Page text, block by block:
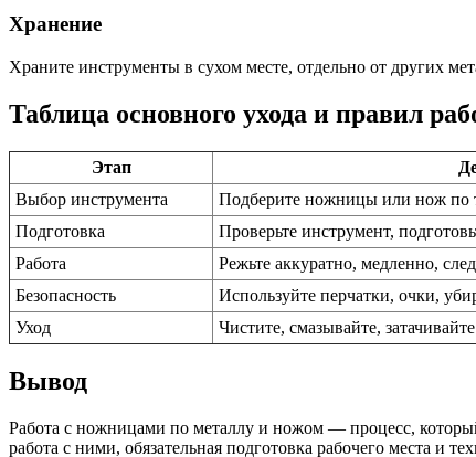
Хранение
Храните инструменты в сухом месте, отдельно от других
Таблица основного ухода и правил
Этап
Выбор инструмента
Подберите ножницы или нож по
Подготовка
Проверьте инструмент,
Работа
Режьте аккуратно, медленно,
Безопасность
Используйте перчатки, очки,
Уход
Чистите, смазывайте,
Вывод
Работа с ножницами по металлу и ножом — процесс,
работа с ними, обязательная подготовка рабочего места и